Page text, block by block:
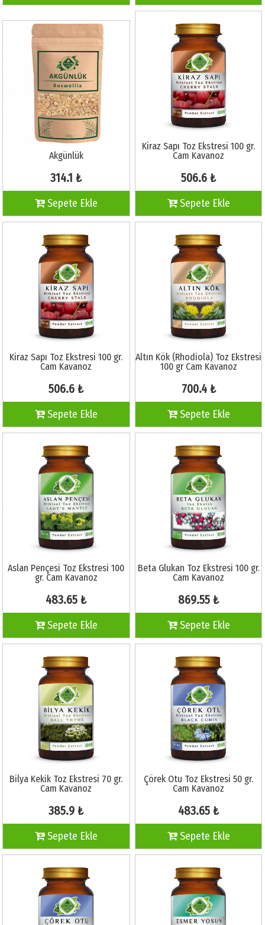
Akgünlük
314.1 ₺
Sepete Ekle
Kiraz Sapı Toz Ekstresi 100 gr.
Cam Kavanoz
506.6 ₺
Sepete Ekle
Kiraz Sapı Toz Ekstresi 100 gr.
Cam Kavanoz
506.6 ₺
Sepete Ekle
Altın Kök (Rhodiola) Toz Ekstresi
100 gr Cam Kavanoz
700.4 ₺
Sepete Ekle
Aslan Pençesi Toz Ekstresi 100
gr. Cam Kavanoz
483.65 ₺
Sepete Ekle
Beta Glukan Toz Ekstresi 100 gr.
Cam Kavanoz
869.55 ₺
Sepete Ekle
Bilya Kekik Toz Ekstresi 70 gr.
Cam Kavanoz
385.9 ₺
Sepete Ekle
Çörek Otu Toz Ekstresi 50 gr.
Cam Kavanoz
483.65 ₺
Sepete Ekle